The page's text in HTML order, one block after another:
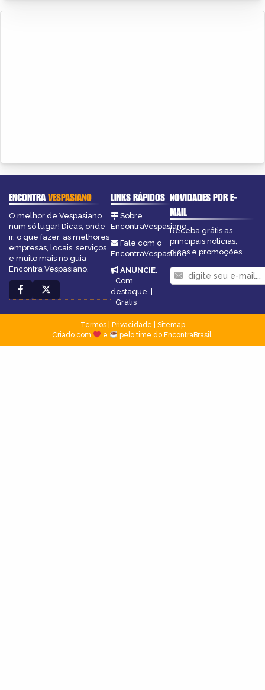
ENCONTRAVESPASIANO
O melhor de Vespasiano
num só lugar! Dicas, onde
ir, o que fazer, as melhores
empresas, locais, serviços
e muito mais no guia
Encontra Vespasiano.
LINKS RÁPIDOS
Sobre
EncontraVespasiano
Fale com o
EncontraVespasiano
ANUNCIE:
Com
destaque |
Grátis
NOVIDADES POR E-
MAIL
Receba grátis as
principais notícias,
dicas e promoções
Termos| Privacidade
Sitemap
Criado com
e pelo time do EncontraBrasil